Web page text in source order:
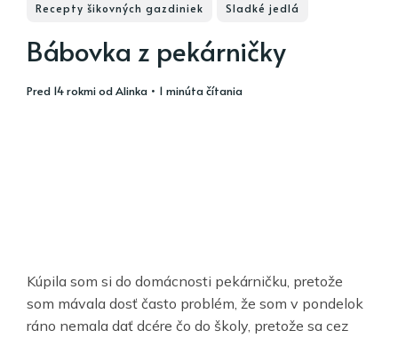
Recepty šikovných gazdiniek Sladké jedlá
Bábovka z pekárničky
pred 14 rokmiodAlinka • 1 minúta čítania
Kúpila som si do domácnosti pekárničku, pretože
som mávala dosť často problém, že som v pondelok
ráno nemala dať dcére čo do školy, pretože sa cez